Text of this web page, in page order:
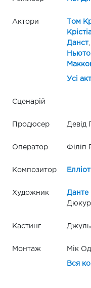
Актори Том
Данст,
Усі
Сценарій
Продюсер Девід
Оператор Філіп
Композитор
Художник Данте
Кастинг
Монтаж Мік
Вся